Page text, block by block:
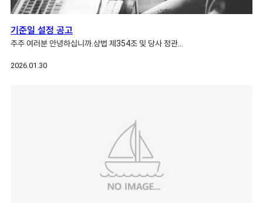
기준일 설정 공고
주주 여러분 안녕하십니까.상법 제354조 및 당사 정관…
2026.01.30